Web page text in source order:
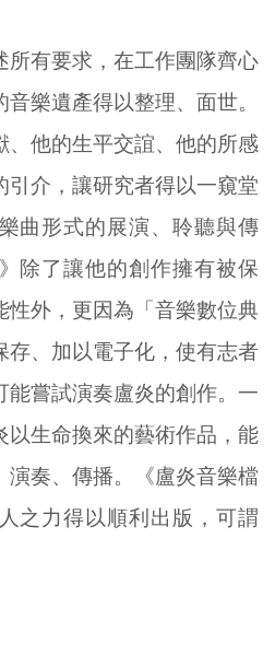
所有要求，在工作團隊齊心
樂遺產得以整理、面世。
、他的生平交誼、他的所感
引介，讓研究者得以一窺堂
曲形式的展演、聆聽與傳
除了讓他的創作擁有被保
性外，更因為「音樂數位典
存、加以電子化，使有志者
能嘗試演奏盧炎的創作。一
以生命換來的藝術作品，能
演奏、傳播。《盧炎音樂檔
之力得以順利出版，可謂